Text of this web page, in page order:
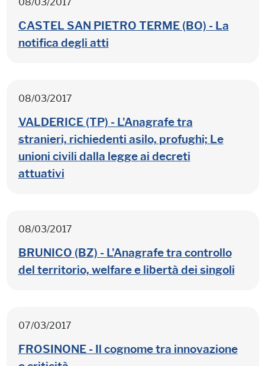
CASTEL SAN PIETRO TERME (BO) - La
notifica degli atti
08/03/2017
VALDERICE (TP) - L'Anagrafe tra
stranieri, richiedenti asilo, profughi; Le
unioni civili dalla legge ai decreti
attuativi
08/03/2017
BRUNICO (BZ) - L'Anagrafe tra controllo
del territorio, welfare e libertà dei singoli
07/03/2017
FROSINONE - Il cognome tra innovazione